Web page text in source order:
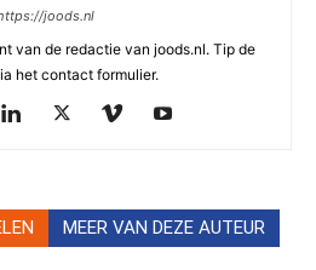
joods.nl
van de redactie van joods.nl. Tip de
het contact formulier.
MEER VAN DEZE AUTEUR